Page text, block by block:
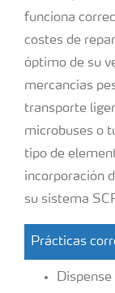
funciona
costes de
óptimo de su
mercancías
transporte
microbuses o
tipo de
incorporación
su sistema
Prácticas